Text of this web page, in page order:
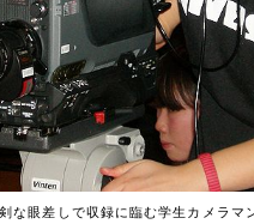
な眼差しで収録に臨む学生カメラマ